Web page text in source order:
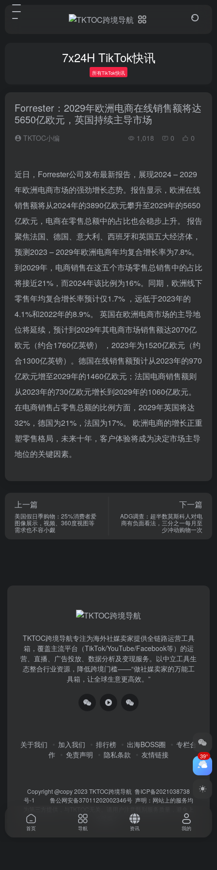
7x24H TikTok快讯
所有TikTok快讯
Forrester：2029年欧洲电商在线销售额将达
5650亿欧元，英国持续主导市场
TKTOC小编 1,018 0 0
近日，Forrester公司发布最新报告，展现2024 – 2029
年欧洲电商市场的强劲增长态势。报告显示，欧洲在线
销售额将从2024年的3890亿欧元攀升至2029年的5650
亿欧元，电商在零售总额中的占比也会稳步上升。 报告
聚焦法国、德国、意大利、西班牙和英国五大经济体，
预测2023 – 2029年欧洲电商年均复合增长率为7.8%。
到2029年，电商销售在这五个市场零售总销售中的占比
将接近21%，而2024年该比例为16%。同期，欧洲线下
零售年均复合增长率预计仅1.7% ，远低于2023年的
4.1%和2022年的8.9%。 英国在欧洲电商市场的主导地
位将延续，预计到2029年其电商市场销售额达2070亿
欧元（约合1760亿英镑） ，2023年为1520亿欧元（约
合1300亿英镑）。德国在线销售额预计从2023年的970
亿欧元增至2029年的1460亿欧元；法国电商销售额则
从2023年的730亿欧元增长到2029年的1060亿欧元。
在电商销售占零售总额的比例方面，2029年英国将达
32%，德国为21%，法国为17%。 欧洲电商的增长正重
塑零售格局，未来十年，客户体验将成为决定市场主导
地位的关键因素。
上一篇
美国假日季购物：25%消费者爱
图像展示，视频、360度视图等
需求也不容小觑
下一篇
ADG调查：超半数莫斯科人对电
商有负面看法，三分之一每月至
少冲动购物一次
TKTOC跨境导航​专注为海外社媒卖家提供全链路运营工具
箱，覆盖主流平台（TikTok/YouTube/Facebook等）​的运
营、直播、广告投放、数据分析及变现服务。以中立工具生
态整合行业资源，降低跨境门槛——“做社媒卖家的万能工
具箱，让全球生意更高效。”
关于我们 加入我们 排行榜 出海BOSS圈
专栏合
作
免责声明 隐私条款 友情链接
Copyright @copy 2023 TKTOC跨境导航 鲁ICP备2021038738
号-1
鲁公网安备37011202002346号 声明：网站上的服务均
39°
首页 导航 资讯 我的